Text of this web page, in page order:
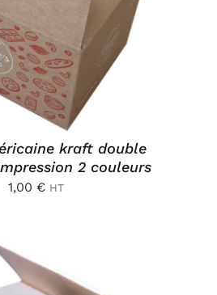
kraft double
2 couleurs
1,00 € HT